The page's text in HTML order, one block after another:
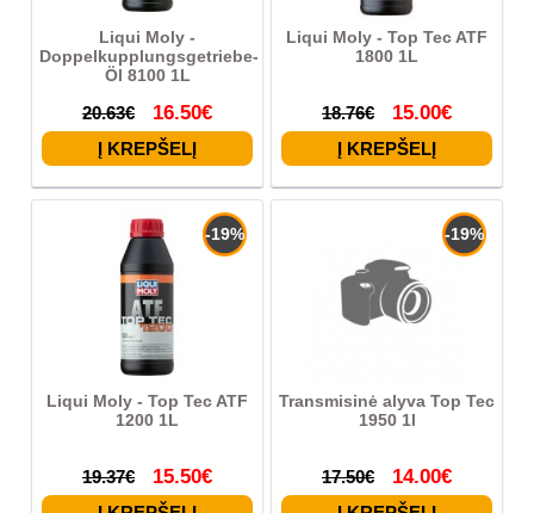
Liqui Moly -
Doppelkupplungsgetriebe-
Öl 8100 1L
20.63€ 16.50€
Liqui Moly - Top Tec ATF
1800 1L
18.76€ 15.00€
-19%
Liqui Moly - Top Tec ATF
1200 1L
19.37€ 15.50€
-19%
Transmisinė alyva Top Tec
1950 1l
17.50€ 14.00€